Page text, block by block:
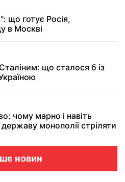
що готує Росія,
в Москві
що сталося б із
чому марно і навіть
монополiї стріляти
новин